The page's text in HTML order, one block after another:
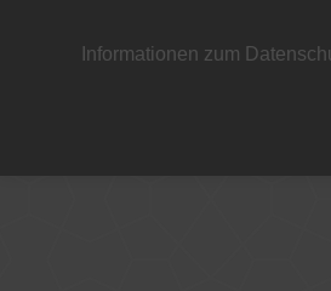
Informationen zum